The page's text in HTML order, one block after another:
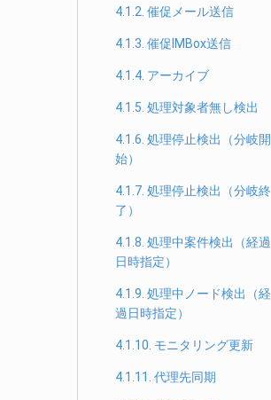
4.1.2. 催促メール送信
4.1.3. 催促IMBox送信
4.1.4. アーカイブ
4.1.5. 処理対象者無し検出
4.1.6. 処理停止検出（分岐開
始）
4.1.7. 処理停止検出（分岐終
了）
4.1.8. 処理中案件検出（経過
日時指定）
4.1.9. 処理中ノード検出（経
過日時指定）
4.1.10. モニタリング更新
4.1.11. 代理先同期